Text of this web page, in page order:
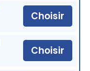
Choisir
Choisir